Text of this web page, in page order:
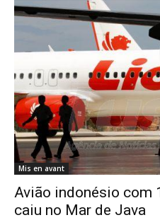
Mis en avant
Avião indonésio com
caiu no Mar de Java